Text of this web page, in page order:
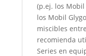
(p.ej. los
los Mobil
miscibles
recomienda
Series en